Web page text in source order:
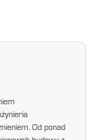
Od ponad